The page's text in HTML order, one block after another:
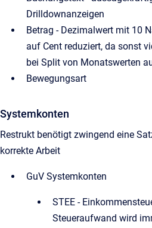
Drilldownanzeigen
Betrag - Dezimalwert mit 10
auf Cent reduziert, da sonst
bei Split von Monatswerten
Bewegungsart
Systemkonten
Restrukt benötigt zwingend eine
korrekte Arbeit
GuV Systemkonten
STEE -
Steueraufwand wird